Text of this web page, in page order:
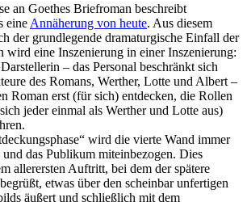
an Goethes Briefroman beschreibt
eine Annäherung von heute. Aus diesem
der grundlegende dramaturgische Einfall der
wird eine Inszenierung in einer Inszenierung:
– das Personal beschränkt sich
des Romans, Werther, Lotte und Albert –
Roman erst (für sich) entdecken, die Rollen
jeder einmal als Werther und Lotte aus)
wird die vierte Wand immer
das Publikum miteinbezogen. Dies
allerersten Auftritt, bei dem der spätere
etwas über den scheinbar unfertigen
äußert und schließlich mit dem